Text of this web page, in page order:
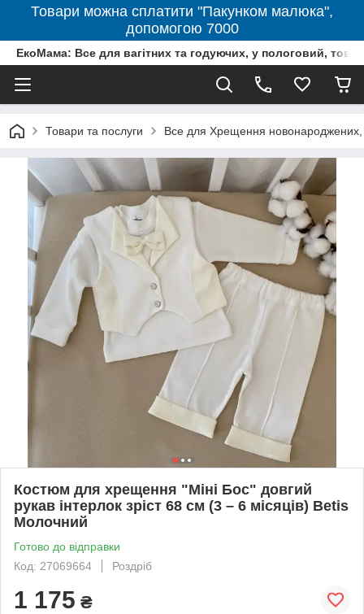
Товари можна сплатити "Пакунком малюка",
допомогою 7000
ЕкоМама: Все для вагітних та годуючих, у пологовий,
Товари та послуги Все для Хрещення новонароджених,
Костюм для хрещення "Міні Бос" довгий
рукав інтерлок зріст 68 см (3 – 6 місяців) Betis
Молочний
Готово до відправки
Код: 27069664
Роздріб
1 175 ₴